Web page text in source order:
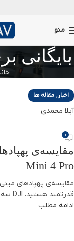
منو
بایگانی
فوریه
اخبار, مقاله ها
آیلا محمدی
0
Mini 4 Pro
قدرتمند هستید، DJI سه گزینه عالی را برای شما ارائه می‌دهد. Flip،...
ادامه مطلب
اکتبر